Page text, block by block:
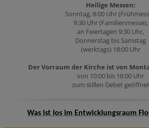
Heilige Messen:
Sonntag, 8:00 Uhr
9:30 Uhr (Familienmesse),
an Feiertagen 9:30 Uhr,
Donnerstag bis Samstag
(werktags) 18:00 Uhr
Der Vorraum der Kirche ist von
von 10:00 bis 18:00 Uhr
zum stillen Gebet geöffnet
Was ist los im Entwicklungsraum